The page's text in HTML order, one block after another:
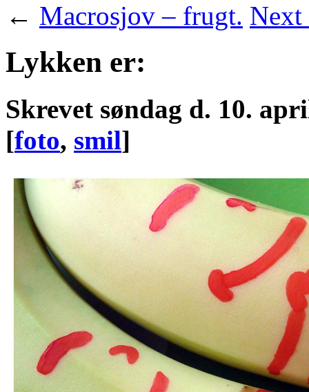
← Macrosjov – frugt. Next
Lykken er:
Skrevet søndag d. 10.
[foto, smil]